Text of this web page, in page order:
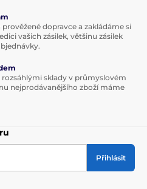
dopravce a zakládáme si
vašich zásilek, většinu zásilek
sklady v průmyslovém
nejprodávanějšího zboží máme
Přihlásit